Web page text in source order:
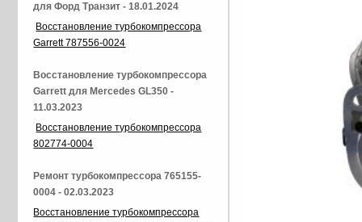
для Форд Транзит - 18.01.2024
Восстановление турбокомпрессора
Garrett 787556-0024
Восстановление турбокомпрессора
Garrett для Mercedes GL350 -
11.03.2023
Восстановление турбокомпрессора
802774-0004
Ремонт турбокомпрессора 765155-
0004 - 02.03.2023
Восстановление турбокомпрессора